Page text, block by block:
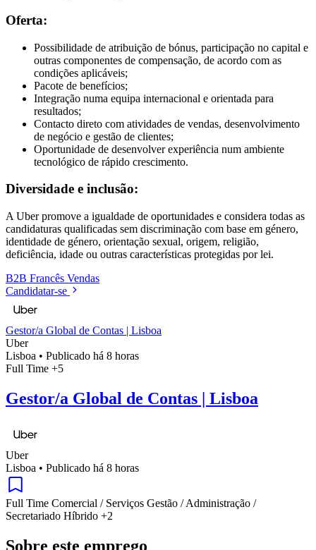
Oferta:
Possibilidade de atribuição de bónus, participação no capital e
outras componentes de compensação, de acordo com as
condições aplicáveis;
Pacote de benefícios;
Integração numa equipa internacional e orientada para
resultados;
Contacto direto com atividades de vendas, desenvolvimento
de negócio e gestão de clientes;
Oportunidade de desenvolver experiência num ambiente
tecnológico de rápido crescimento.
Diversidade e inclusão:
A Uber promove a igualdade de oportunidades e considera todas as
candidaturas qualificadas sem discriminação com base em género,
identidade de género, orientação sexual, origem, religião,
deficiência, idade ou outras características protegidas por lei.
B2B Francês Vendas
Candidatar-se
Gestor/a Global de Contas | Lisboa
Uber
Lisboa • Publicado há 8 horas
Full Time +5
Gestor/a Global de Contas | Lisboa
Uber
Lisboa • Publicado há 8 horas
Full Time Comercial / Serviços Gestão / Administração /
Secretariado Híbrido +2
Sobre este emprego